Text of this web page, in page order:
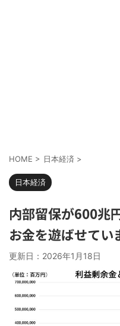
HOME > 日本経済 >
日本経済
内部留保が600兆
お金を遊ばせてい
更新日： 2026年1月18日